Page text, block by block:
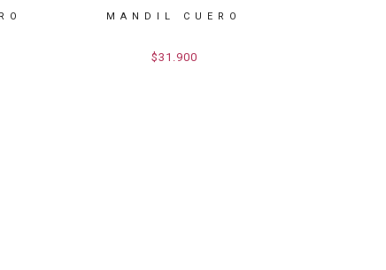
MANDIL CUERO
$31.900